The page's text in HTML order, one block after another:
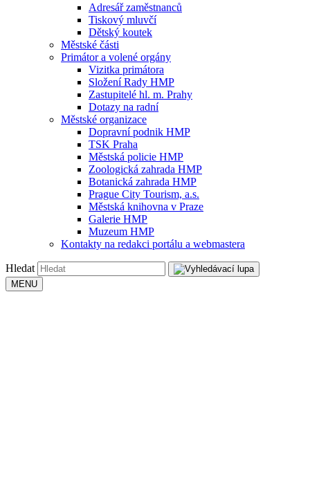
Adresář zaměstnanců
Tiskový mluvčí
Dětský koutek
Městské části
Primátor a volené orgány
Vizitka primátora
Složení Rady HMP
Zastupitelé hl. m. Prahy
Dotazy na radní
Městské organizace
Dopravní podnik HMP
TSK Praha
Městská policie HMP
Zoologická zahrada HMP
Botanická zahrada HMP
Prague City Tourism, a.s.
Městská knihovna v Praze
Galerie HMP
Muzeum HMP
Kontakty na redakci portálu a webmastera
Hledat
MENU